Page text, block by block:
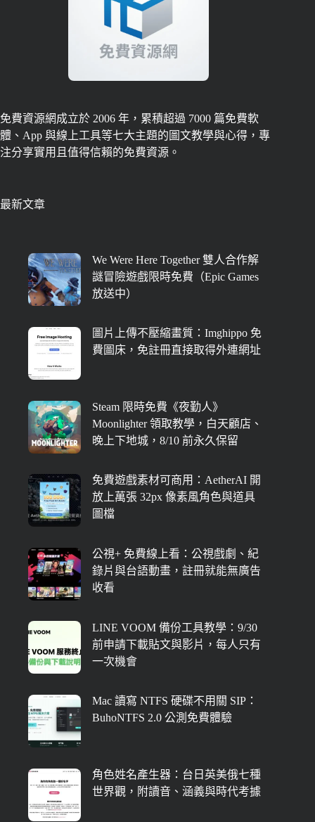
免費資源網成立於 2006 年，累積超過 7000 篇免費軟
體、App 與線上工具等七大主題的圖文教學與心得，專
注分享實用且值得信賴的免費資源。
最新文章
We Were Here Together 雙人合作解
謎冒險遊戲限時免費（Epic Games
放送中）
圖片上傳不壓縮畫質：Imghippo 免
費圖床，免註冊直接取得外連網址
Steam 限時免費《夜勤人》
Moonlighter 領取教學，白天顧店、
晚上下地城，8/10 前永久保留
免費遊戲素材可商用：AetherAI 開
放上萬張 32px 像素風角色與道具
圖檔
公視+ 免費線上看：公視戲劇、紀
錄片與台語動畫，註冊就能無廣告
收看
LINE VOOM 備份工具教學：9/30
前申請下載貼文與影片，每人只有
一次機會
Mac 讀寫 NTFS 硬碟不用關 SIP：
BuhoNTFS 2.0 公測免費體驗
角色姓名產生器：台日英美俄七種
世界觀，附讀音、涵義與時代考據